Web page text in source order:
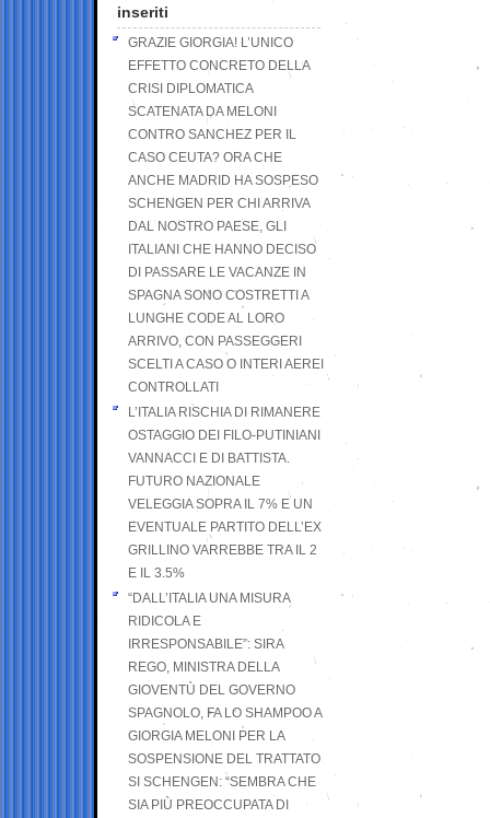
inseriti
GRAZIE GIORGIA! L’UNICO
EFFETTO CONCRETO DELLA
CRISI DIPLOMATICA
SCATENATA DA MELONI
CONTRO SANCHEZ PER IL
CASO CEUTA? ORA CHE
ANCHE MADRID HA SOSPESO
SCHENGEN PER CHI ARRIVA
DAL NOSTRO PAESE, GLI
ITALIANI CHE HANNO DECISO
DI PASSARE LE VACANZE IN
SPAGNA SONO COSTRETTI A
LUNGHE CODE AL LORO
ARRIVO, CON PASSEGGERI
SCELTI A CASO O INTERI AEREI
CONTROLLATI
L’ITALIA RISCHIA DI RIMANERE
OSTAGGIO DEI FILO-PUTINIANI
VANNACCI E DI BATTISTA.
FUTURO NAZIONALE
VELEGGIA SOPRA IL 7% E UN
EVENTUALE PARTITO DELL’EX
GRILLINO VARREBBE TRA IL 2
E IL 3.5%
“DALL’ITALIA UNA MISURA
RIDICOLA E
IRRESPONSABILE”: SIRA
REGO, MINISTRA DELLA
GIOVENTÙ DEL GOVERNO
SPAGNOLO, FA LO SHAMPOO A
GIORGIA MELONI PER LA
SOSPENSIONE DEL TRATTATO
SI SCHENGEN: “SEMBRA CHE
SIA PIÙ PREOCCUPATA DI